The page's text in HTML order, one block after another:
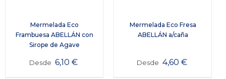
Mermelada Eco
Frambuesa ABELLÁN con
Sirope de Agave
Desde 6,10 €
Mermelada Eco Fresa
ABELLÁN a/caña
Desde 4,60 €